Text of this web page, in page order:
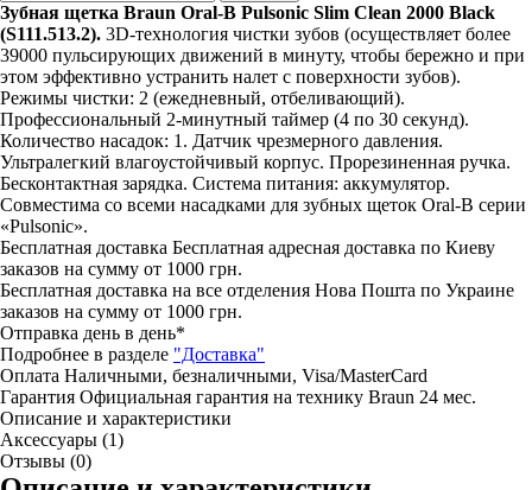
Зубная щетка Braun Oral-B Pulsonic Slim Clean 2000 Black
(S111.513.2). 3D-технология чистки зубов (осуществляет более
39000 пульсирующих движений в минуту, чтобы бережно и при
этом эффективно устранить налет с поверхности зубов).
Режимы чистки: 2 (ежедневный, отбеливающий).
Профессиональный 2-минутный таймер (4 по 30 секунд).
Количество насадок: 1. Датчик чрезмерного давления.
Ультралегкий влагоустойчивый корпус. Прорезиненная ручка.
Бесконтактная зарядка. Система питания: аккумулятор.
Совместима со всеми насадками для зубных щеток Oral-B серии
«Pulsonic».
Бесплатная доставка Бесплатная адресная доставка по Киеву
заказов на сумму от 1000 грн.
Бесплатная доставка на все отделения Нова Пошта по Украине
заказов на сумму от 1000 грн.
Отправка день в день*
Подробнее в разделе "Доставка"
Оплата Наличными, безналичными, Visa/MasterCard
Гарантия Официальная гарантия на технику Braun 24 мес.
Описание и характеристики
Аксессуары (1)
Отзывы (0)